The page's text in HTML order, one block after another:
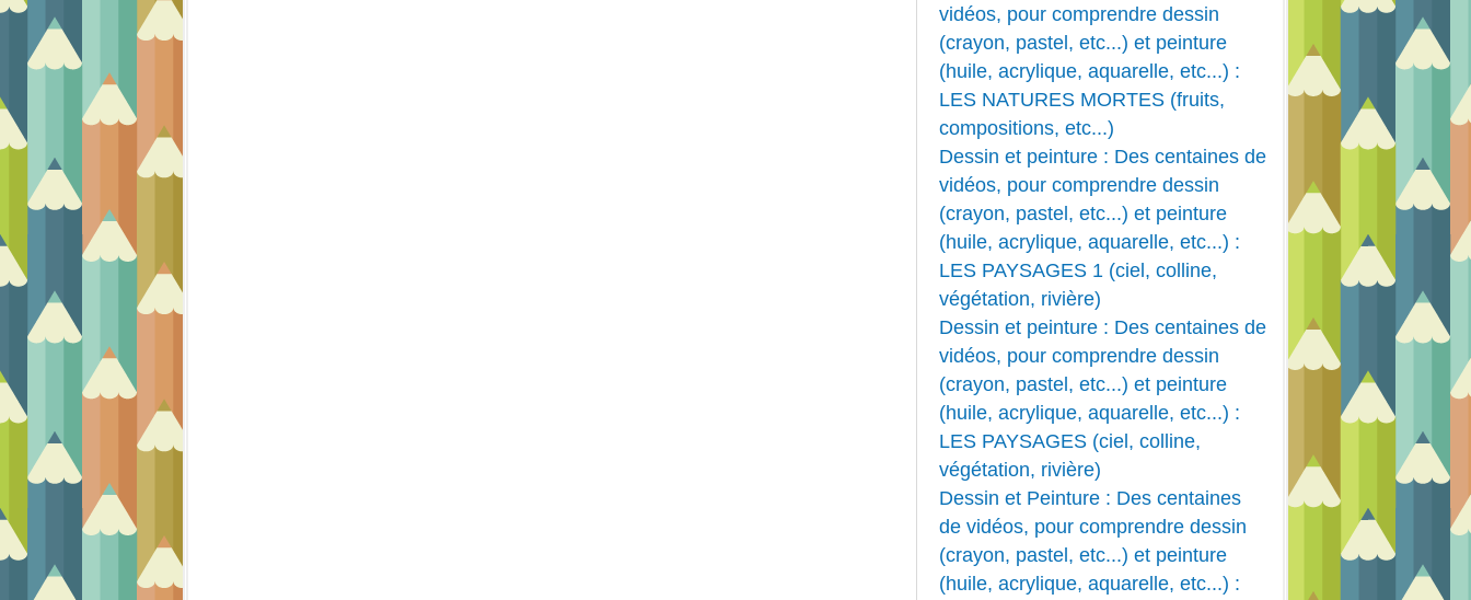
vidéos, pour comprendre dessin
(crayon, pastel, etc...) et peinture
(huile, acrylique, aquarelle, etc...) :
LES NATURES MORTES (fruits,
compositions, etc...)
Dessin et peinture : Des centaines de
vidéos, pour comprendre dessin
(crayon, pastel, etc...) et peinture
(huile, acrylique, aquarelle, etc...) :
LES PAYSAGES 1 (ciel, colline,
végétation, rivière)
Dessin et peinture : Des centaines de
vidéos, pour comprendre dessin
(crayon, pastel, etc...) et peinture
(huile, acrylique, aquarelle, etc...) :
LES PAYSAGES (ciel, colline,
végétation, rivière)
Dessin et Peinture : Des centaines
de vidéos, pour comprendre dessin
(crayon, pastel, etc...) et peinture
(huile, acrylique, aquarelle, etc...) :